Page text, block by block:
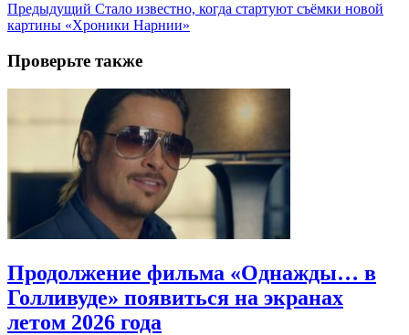
Предыдущий Стало известно, когда стартуют съёмки новой
картины «Хроники Нарнии»
Проверьте также
Продолжение фильма «Однажды… в
Голливуде» появиться на экранах
летом 2026 года